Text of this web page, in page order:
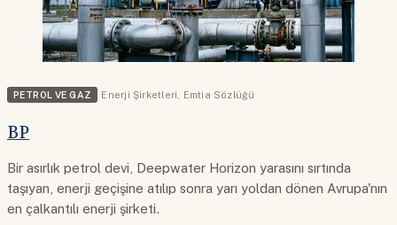
PETROL VE GAZ Enerji Şirketleri Emtia Sözlüğü
BP
Bir asırlık petrol devi, Deepwater Horizon yarasını sırtında
taşıyan, enerji geçişine atılıp sonra yarı yoldan dönen Avrupa'nın
en çalkantılı enerji şirketi.